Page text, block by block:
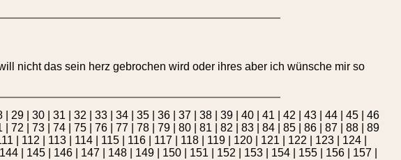
nicht das sein herz gebrochen wird oder ihres aber ich wünsche mir so
| 29| 30| 31 32 33| 34| 35| 36| 37| 38| 39| 40| 41 42 43| 44| 45| 46
72 73| 74| 75| 76| 77| 78| 79| 80| 81 82 83| 84| 85| 86| 87| 88| 89
112 113| 114| 115| 116| 117| 118| 119| 120| 121 122 123| 124|
144| 145| 146| 147| 148| 149| 150| 151 152 153| 154| 155| 156| 157|